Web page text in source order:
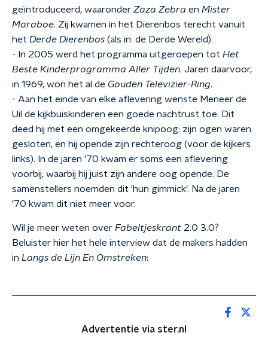
geïntroduceerd, waaronder Zaza Zebra en Mister
Maraboe. Zij kwamen in het Dierenbos terecht vanuit
het Derde Dierenbos (als in: de Derde Wereld).
- In 2005 werd het programma uitgeroepen tot Het
Beste Kinderprogramma Aller Tijden. Jaren daarvoor,
in 1969, won het al de Gouden Televizier-Ring.
- Aan het einde van elke aflevering wenste Meneer de
Uil de kijkbuiskinderen een goede nachtrust toe. Dit
deed hij met een omgekeerde knipoog: zijn ogen waren
gesloten, en hij opende zijn rechteroog (voor de kijkers
links). In de jaren '70 kwam er soms een aflevering
voorbij, waarbij hij juist zijn andere oog opende. De
samenstellers noemden dit 'hun gimmick'. Na de jaren
'70 kwam dit niet meer voor.
Wil je meer weten over Fabeltjeskrant 2.0 3.0?
Beluister hier het hele interview dat de makers hadden
in Langs de Lijn En Omstreken:
Advertentie via ster.nl